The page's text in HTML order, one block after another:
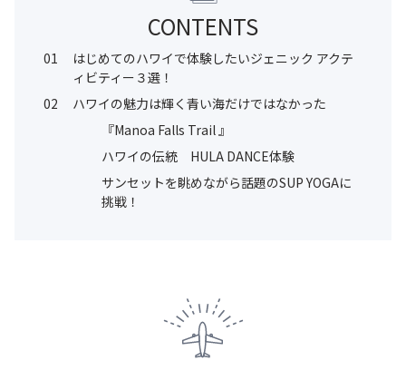
CONTENTS
01
はじめてのハワイで体験したいジェニック アクテ
ィビティー３選！
02
ハワイの魅力は輝く青い海だけではなかった
『Manoa Falls Trail 』
ハワイの伝統 HULA DANCE体験
サンセットを眺めながら話題のSUP YOGAに
挑戦！